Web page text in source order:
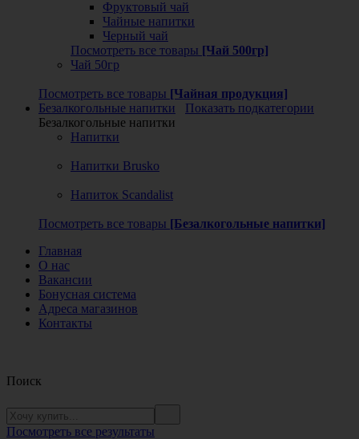
Фруктовый чай
Чайные напитки
Черный чай
Посмотреть все товары [Чай 500гр]
Чай 50гр
Посмотреть все товары [Чайная продукция]
Безалкогольные напитки
Показать подкатегории
Безалкогольные напитки
Напитки
Напитки Brusko
Напиток Scandalist
Посмотреть все товары [Безалкогольные напитки]
Главная
О нас
Вакансии
Бонусная система
Адреса магазинов
Контакты
Поиск
Посмотреть все результаты